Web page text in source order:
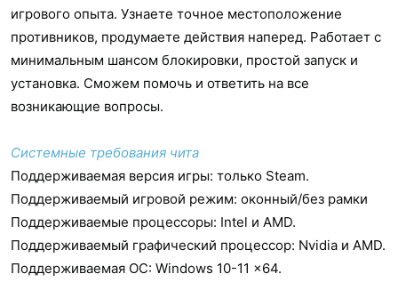
игрового опыта. Узнаете точное местоположение
противников, продумаете действия наперед. Работает с
минимальным шансом блокировки, простой запуск и
установка. Сможем помочь и ответить на все
возникающие вопросы.
Системные требования чита
Поддерживаемая версия игры: только Steam.
Поддерживаемый игровой режим: оконный/без рамки
Поддерживаемые процессоры: Intel и AMD.
Поддерживаемый графический процессор: Nvidia и AMD.
Поддерживаемая ОС: Windows 10-11 x64.